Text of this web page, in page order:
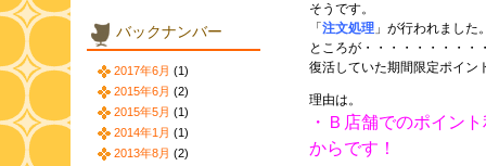
そうです。
「 注文処理 」 が行われました
ところが・・・・・・・・・
復活していた期間限定ポイン
理由は。
・Ｂ店舗でのポイン
からです！
バックナンバー
2017年6月 (1)
2015年6月 (2)
2015年5月 (1)
2014年1月 (1)
2013年8月 (2)